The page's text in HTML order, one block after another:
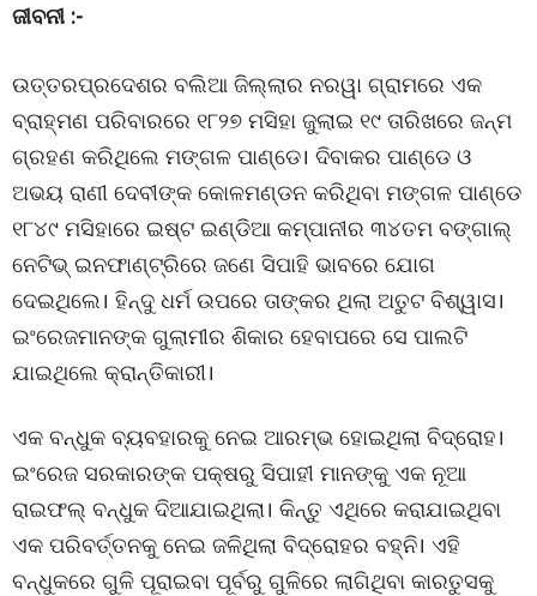
ଜୀବନୀ :-
ଉତ୍ତରପ୍ରଦେଶର ବଲିଆ ଜିଲ୍ଲାର ନରୱା ଗ୍ରାମରେ ଏକ
ବ୍ରାହ୍ମଣ ପରିବାରରେ ୧୮୨୭ ମସିହା ଜୁଲାଇ ୧୯ ତାରିଖରେ ଜନ୍ମ
ଗ୍ରହଣ କରିଥିଲେ ମଙ୍ଗଳ ପାଣ୍ଡେ। ଦିବାକର ପାଣ୍ଡେ ଓ
ଅଭୟ ରାଣୀ ଦେବୀଙ୍କ କୋଳମଣ୍ଡନ କରିଥିବା ମଙ୍ଗଳ ପାଣ୍ଡେ
୧୮୪୯ ମସିହାରେ ଇଷ୍ଟ ଇଣ୍ଡିଆ କମ୍ପାନୀର ୩୪ତମ ବଙ୍ଗାଲ୍
ନେଟିଭ୍ ଇନଫାଣ୍ଟ୍ରିରେ ଜଣେ ସିପାହି ଭାବରେ ଯୋଗ
ଦେଇଥିଲେ। ହିନ୍ଦୁ ଧର୍ମ ଉପରେ ତାଙ୍କର ଥିଲା ଅତୁଟ ବିଶ୍ୱାସ।
ଇଂରେଜମାନଙ୍କ ଗୁଲାମୀର ଶିକାର ହେବାପରେ ସେ ପାଲଟି
ଯାଇଥିଲେ କ୍ରାନ୍ତିକାରୀ।
ଏକ ବନ୍ଧୁକ ବ୍ୟବହାରକୁ ନେଇ ଆରମ୍ଭ ହୋଇଥିଲା ବିଦ୍ରୋହ।
ଇଂରେଜ ସରକାରଙ୍କ ପକ୍ଷରୁ ସିପାହୀ ମାନଙ୍କୁ ଏକ ନୂଆ
ରାଇଫଲ୍ ବନ୍ଧୁକ ଦିଆଯାଇଥିଲା। କିନ୍ତୁ ଏଥିରେ କରାଯାଇଥିବା
ଏକ ପରିବର୍ତ୍ତନକୁ ନେଇ ଜଳିଥିଲା ବିଦ୍ରୋହର ବହ୍ନି। ଏହି
ବନ୍ଧୁକରେ ଗୁଳି ପୂରାଇବା ପୂର୍ବରୁ ଗୁଳିରେ ଲାଗିଥିବା କାରତୁସକୁ